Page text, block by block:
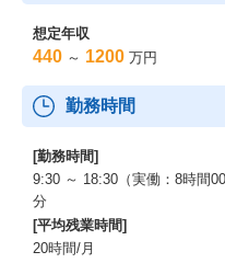
想定年収
440 ～ 1200 万円
勤務時間
[勤務時間]
9:30 ～ 18:30（実働：8時間
分
[平均残業時間]
20時間/月